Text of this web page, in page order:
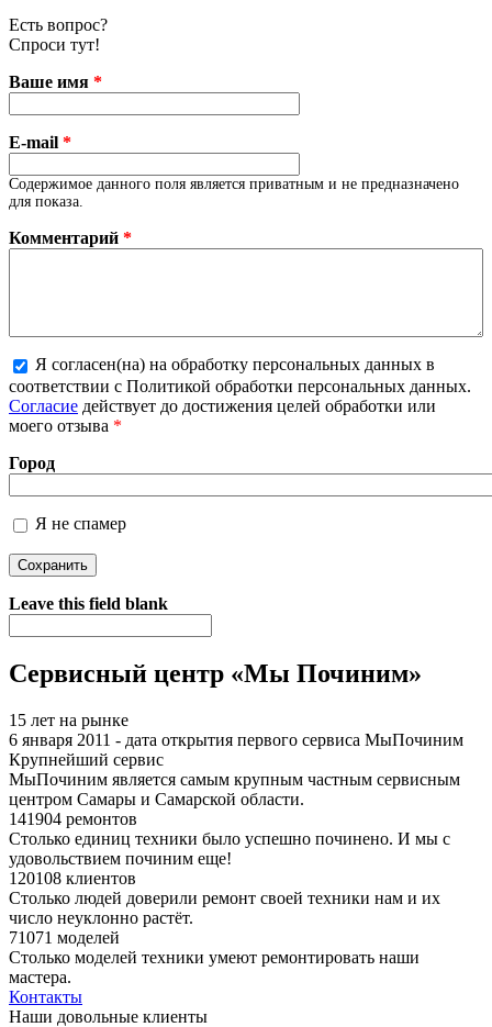
Есть вопрос?
Спроси тут!
Ваше имя *
E-mail *
Содержимое данного поля является приватным и не предназначено
для показа.
Комментарий *
Более подробная информация о текстовых форматах
Я согласен(на) на обработку персональных данных в
соответствии с Политикой обработки персональных данных.
Согласие действует до достижения целей обработки или
моего отзыва *
Город
Я не спамер
Я спамер
Leave this field blank
Сервисный центр «Мы Починим»
15 лет на рынке
6 января 2011 - дата открытия первого сервиса МыПочиним
Крупнейший сервис
МыПочиним является самым крупным частным сервисным
центром Самары и Самарской области.
141904 ремонтов
Столько единиц техники было успешно починено. И мы с
удовольствием починим еще!
120108 клиентов
Столько людей доверили ремонт своей техники нам и их
число неуклонно растёт.
71071 моделей
Столько моделей техники умеют ремонтировать наши
мастера.
Контакты
Наши довольные клиенты